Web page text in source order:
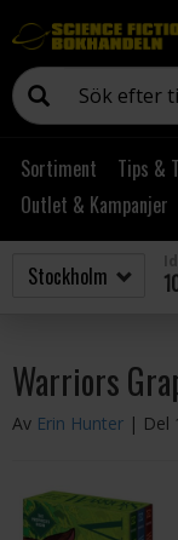
Sortiment Tips &
Outlet & Kampanjer
Warriors
Av Erin Hunter | Del